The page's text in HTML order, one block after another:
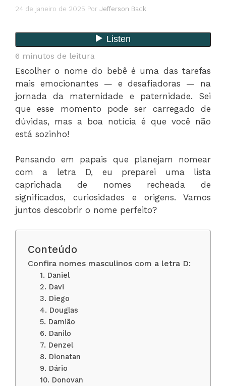
24 de janeiro de 2025 Por Jefferson Back
6 minutos de leitura
Escolher o nome do bebê é uma das tarefas
mais emocionantes — e desafiadoras — na
jornada da maternidade e paternidade. Sei
que esse momento pode ser carregado de
dúvidas, mas a boa notícia é que você não
está sozinho!
Pensando em papais que planejam nomear
com a letra D, eu preparei uma lista
caprichada de nomes recheada de
significados, curiosidades e origens. Vamos
juntos descobrir o nome perfeito?
Conteúdo
Confira nomes masculinos com a letra D:
1. Daniel
2. Davi
3. Diego
4. Douglas
5. Damião
6. Danilo
7. Denzel
8. Dionatan
9. Dário
10. Donovan